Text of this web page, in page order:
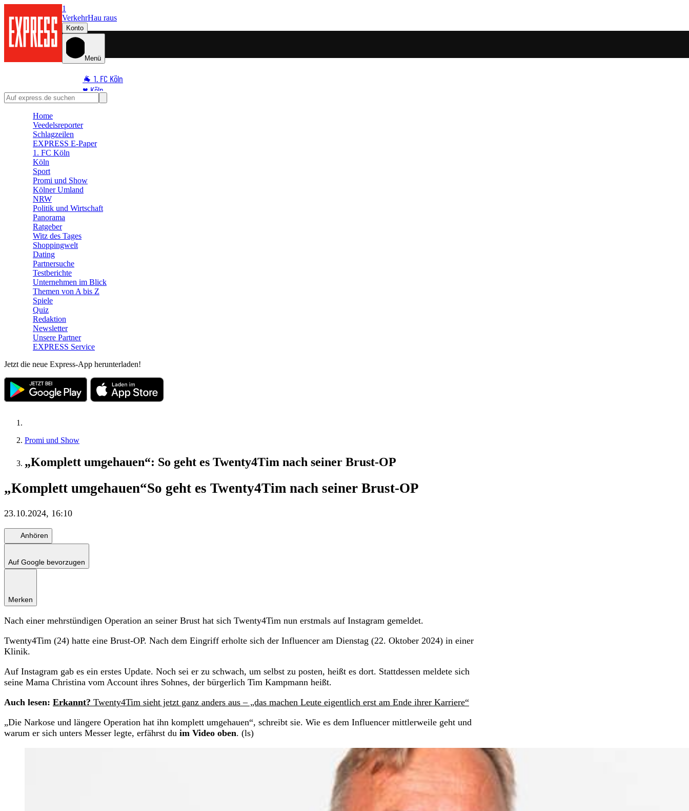
1
VerkehrHau raus
Konto
Menü
🐐 1. FC Köln
♥️ Köln
⭐ Promi
🛒 Shoppingwelt
🧩 Spiele
Home
Veedelsreporter
Schlagzeilen
EXPRESS E-Paper
1. FC Köln
Köln
Sport
Promi und Show
Kölner Umland
NRW
Politik und Wirtschaft
Panorama
Ratgeber
Witz des Tages
Shoppingwelt
Dating
Partnersuche
Testberichte
Unternehmen im Blick
Themen von A bis Z
Spiele
Quiz
Redaktion
Newsletter
Unsere Partner
EXPRESS Service
Jetzt die neue Express-App herunterladen!
Promi und Show
„Komplett umgehauen“: So geht es Twenty4Tim nach seiner Brust-OP
„Komplett umgehauen“So geht es Twenty4Tim nach seiner Brust-OP
23.10.2024, 16:10
Anhören
Auf Google bevorzugen
Merken
Nach einer mehrstündigen Operation an seiner Brust hat sich Twenty4Tim nun erstmals auf Instagram gemeldet.
Twenty4Tim (24) hatte eine Brust-OP. Nach dem Eingriff erholte sich der Influencer am Dienstag (22. Oktober 2024) in einer
Klinik.
Auf Instagram gab es ein erstes Update. Noch sei er zu schwach, um selbst zu posten, heißt es dort. Stattdessen meldete sich
seine Mama Christina vom Account ihres Sohnes, der bürgerlich Tim Kampmann heißt.
Auch lesen: Erkannt? Twenty4Tim sieht jetzt ganz anders aus – „das machen Leute eigentlich erst am Ende ihrer Karriere“
„Die Narkose und längere Operation hat ihn komplett umgehauen“, schreibt sie. Wie es dem Influencer mittlerweile geht und
warum er sich unters Messer legte, erfährst du im Video oben. (ls)